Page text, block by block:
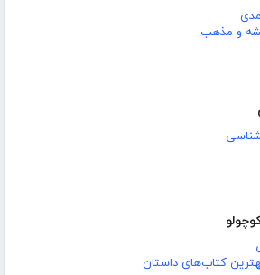
و مذهب
بهترین کتاب‌های داستان